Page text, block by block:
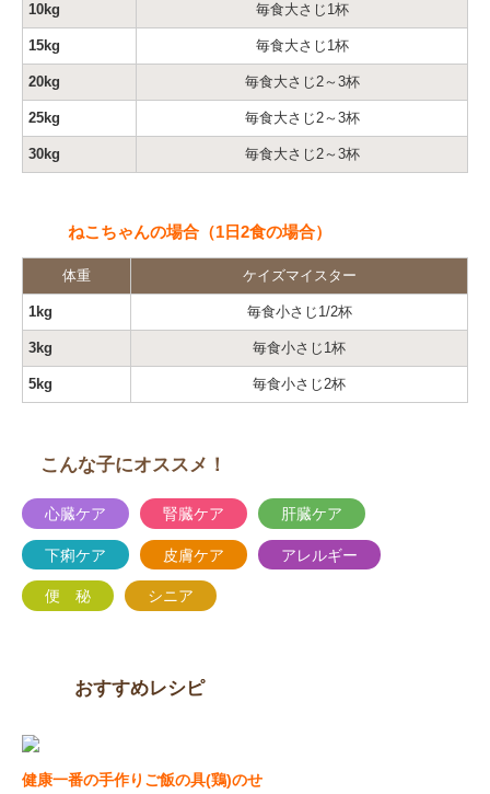
10kg 毎食大さじ1杯
15kg 毎食大さじ1杯
20kg 毎食大さじ2～3杯
25kg 毎食大さじ2～3杯
30kg 毎食大さじ2～3杯
ねこちゃんの場合（1日2食の場合）
体重 ケイズマイスター
1kg 毎食小さじ1/2杯
3kg 毎食小さじ1杯
5kg 毎食小さじ2杯
こんな子にオススメ！
心臓ケア 腎臓ケア 肝臓ケア
下痢ケア 皮膚ケア アレルギー
便 秘 シニア
おすすめレシピ
健康一番の手作りご飯の具(鶏)のせ